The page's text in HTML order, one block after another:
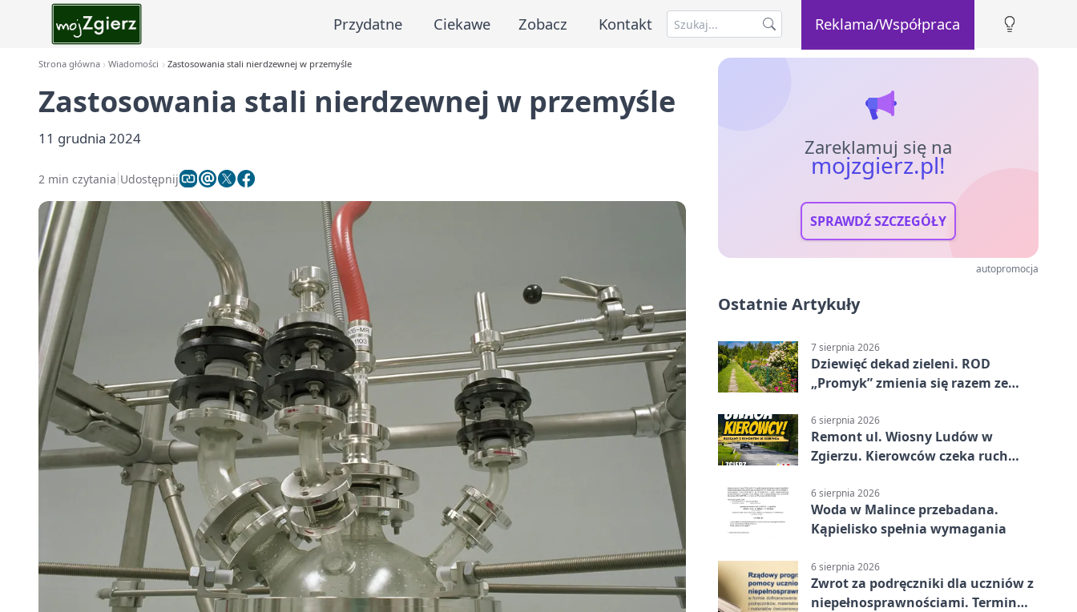
Przydatne Ciekawe Zobacz Kontakt Reklama/Współpraca
Strona główna Wiadomości Zastosowania stali nierdzewnej w przemyśle
Zastosowania stali nierdzewnej w przemyśle
11 grudnia 2024
2 min czytania Udostępnij
Zareklamuj się na
mojzgierz.pl!
SPRAWDŹ SZCZEGÓŁY
autopromocja
Ostatnie Artykuły
7 sierpnia 2026
Dziewięć dekad zieleni. ROD
„Promyk” zmienia się razem ze
6 sierpnia 2026
Remont ul. Wiosny Ludów w
Zgierzu. Kierowców czeka ruch
6 sierpnia 2026
Woda w Malince przebadana.
Kąpielisko spełnia wymagania
6 sierpnia 2026
Zwrot za podręczniki dla uczniów z
niepełnosprawnościami. Termin